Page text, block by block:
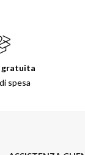
gratuita
spesa